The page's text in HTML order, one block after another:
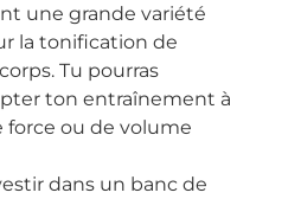
une grande variété
la tonification de
Tu pourras
ton entraînement à
force ou de volume
dans un banc de